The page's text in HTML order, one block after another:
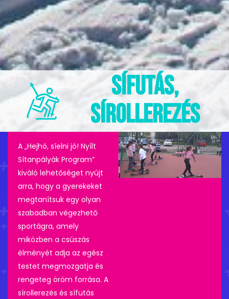
SÍFUTÁS,
SÍROLLEREZÉS
A „Hejhó, síelni jó! Nyílt
Sítanpályák Program”
kiváló lehetőséget nyújt
arra, hogy a gyerekeket
megtanítsuk egy olyan
szabadban végezhető
sportágra, amely
miközben a csúszás
élményét adja az egész
testet megmozgatja és
rengeteg öröm forrása. A
sírollerezés és sífutás